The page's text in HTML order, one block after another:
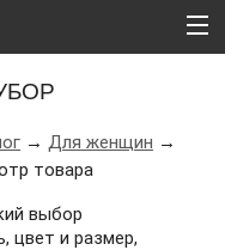
→ Для женщин →
товара
выбор
цвет и размер,